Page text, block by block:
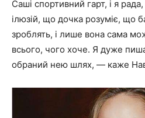
Саші спортивний гарт, і я
ілюзій, що дочка розуміє, що
зроблять, і лише вона сама
всього, чого хоче. Я дуже
обраний нею шлях, — каже